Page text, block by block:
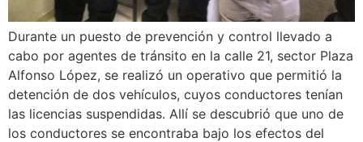
Durante un puesto de prevención y control llevado a
cabo por agentes de tránsito en la calle 21, sector Plaza
Alfonso López, se realizó un operativo que permitió la
detención de dos vehículos, cuyos conductores tenían
las licencias suspendidas. Allí se descubrió que uno de
los conductores se encontraba bajo los efectos del